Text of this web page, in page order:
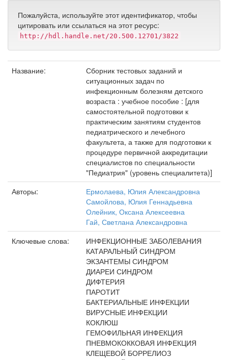
Пожалуйста, используйте этот идентификатор, чтобы
цитировать или ссылаться на этот ресурс:
http://hdl.handle.net/20.500.12701/3822
Название:
Сборник тестовых заданий и
ситуационных задач по
инфекционным болезням детского
возраста : учебное пособие : [для
самостоятельной подготовки к
практическим занятиям студентов
педиатрического и лечебного
факультета, а также для подготовки к
процедуре первичной аккредитации
специалистов по специальности
"Педиатрия" (уровень специалитета)]
Авторы:
Ермолаева, Юлия Александровна
Самойлова, Юлия Геннадьевна
Олейник, Оксана Алексеевна
Гай, Светлана Александровна
Ключевые слова:
ИНФЕКЦИОННЫЕ ЗАБОЛЕВАНИЯ
КАТАРАЛЬНЫЙ СИНДРОМ
ЭКЗАНТЕМЫ СИНДРОМ
ДИАРЕИ СИНДРОМ
ДИФТЕРИЯ
ПАРОТИТ
БАКТЕРИАЛЬНЫЕ ИНФЕКЦИИ
ВИРУСНЫЕ ИНФЕКЦИИ
КОКЛЮШ
ГЕМОФИЛЬНАЯ ИНФЕКЦИЯ
ПНЕВМОКОККОВАЯ ИНФЕКЦИЯ
КЛЕЩЕВОЙ БОРРЕЛИОЗ